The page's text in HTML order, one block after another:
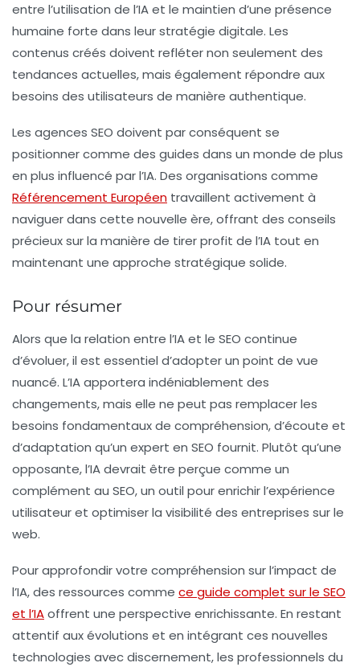
entre l’utilisation de l’IAet le maintien d’une présence
humaine forte dans leur stratégie digitale. Les
contenus créés doivent refléter non seulement des
tendances actuelles, mais également répondre aux
besoins des utilisateurs de manière authentique.
Les agences SEO doivent par conséquent se
positionner comme des guides dans un monde de plus
en plus influencé par l’IA. Des organisations comme
Référencement Européen travaillent activement à
naviguer dans cette nouvelle ère, offrant des conseils
précieux sur la manière de tirer profit de l’IA tout en
maintenant une approche stratégique solide.
Pour résumer
Alors que la relation entre l’IAet le SEO continue
d’évoluer, il est essentiel d’adopter un point de vue
nuancé. L’IAapportera indéniablement des
changements, mais elle ne peut pas remplacer les
besoins fondamentaux de compréhension, d’écoute et
d’adaptation qu’un expert en SEO fournit. Plutôt qu’une
opposante, l’IAdevrait être perçue comme un
complément au SEO, un outil pour enrichir l’expérience
utilisateur et optimiser la visibilité des entreprises sur le
web.
Pour approfondir votre compréhension sur l’impact de
l’IA, des ressources comme ce guide complet sur le SEO
et l’IAoffrent une perspective enrichissante. En restant
attentif aux évolutions et en intégrant ces nouvelles
technologies avec discernement, les professionnels du